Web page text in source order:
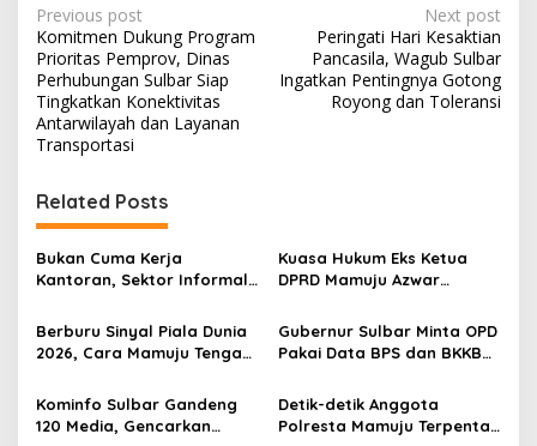
P
o
s
t
n
a
v
i
g
a
t
i
o
Previous post
Komitmen Dukung Program
Prioritas Pemprov, Dinas
Perhubungan Sulbar Siap
Tingkatkan Konektivitas
Antarwilayah dan Layanan
Transportasi
Next post
Peringati Hari Kesaktian
Pancasila, Wagub Sulbar
Ingatkan Pentingnya Gotong
Royong dan Toleransi
Related Posts
Bukan Cuma Kerja
Kantoran, Sektor Informal
Kerja Sulawesi Barat
Kuasa Hukum Eks Ketua
DPRD Mamuju Azwar
Penangguhan Penahanan
Berburu Sinyal Piala Dunia
2026, Cara Mamuju Tengah
Lewat TVRI
Gubernur Sulbar Minta OPD
Pakai Data BPS dan BKKBN
Penurunan Stunting
Kominfo Sulbar Gandeng
120 Media, Gencarkan
Detik-detik Anggota
Polresta Mamuju Terpental